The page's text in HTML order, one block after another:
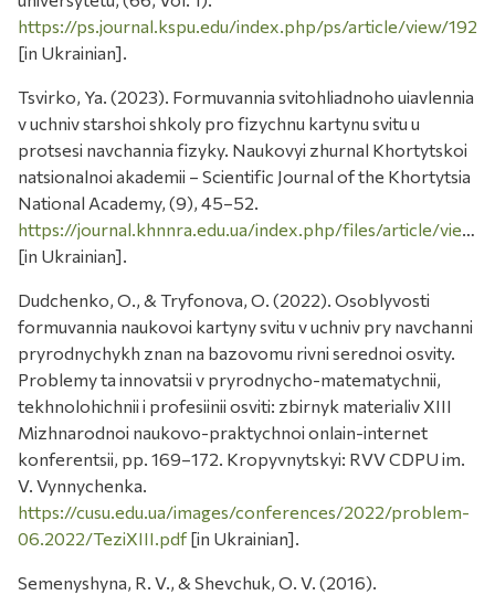
https://ps.journal.kspu.edu/index.php/ps/article/view/192
[in Ukrainian].
Tsvirko, Ya. (2023). Formuvannia svitohliadnoho uiavlennia
v uchniv starshoi shkoly pro fizychnu kartynu svitu u
protsesi navchannia fizyky. Naukovyi zhurnal Khortytskoi
natsionalnoi akademii – Scientific Journal of the Khortytsia
National Academy, (9), 45–52.
https://journal.khnnra.edu.ua/index.php/files/article/view/158/157
[in Ukrainian].
Dudchenko, O., & Tryfonova, O. (2022). Osoblyvosti
formuvannia naukovoi kartyny svitu v uchniv pry navchanni
pryrodnychykh znan na bazovomu rivni serednoi osvity.
Problemy ta innovatsii v pryrodnycho-matematychnii,
tekhnolohichnii i profesiinii osviti: zbirnyk materialiv XIII
Mizhnarodnoi naukovo-praktychnoi onlain-internet
konferentsii, pp. 169–172. Kropyvnytskyi: RVV CDPU im.
V. Vynnychenka.
https://cusu.edu.ua/images/conferences/2022/problem-
06.2022/TeziXIII.pdf [in Ukrainian].
Semenyshyna, R. V., & Shevchuk, O. V. (2016).